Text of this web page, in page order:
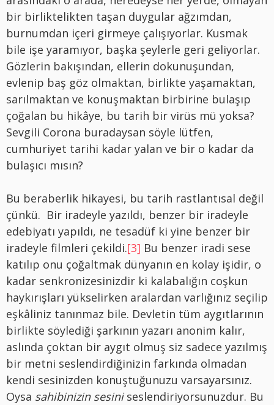
bir birliktelikten taşan duygular ağzımdan,
burnumdan içeri girmeye çalışıyorlar. Kusmak
bile işe yaramıyor, başka şeylerle geri geliyorlar.
Gözlerin bakışından, ellerin dokunuşundan,
evlenip baş göz olmaktan, birlikte yaşamaktan,
sarılmaktan ve konuşmaktan birbirine bulaşıp
çoğalan bu hikâye, bu tarih bir virüs mü yoksa?
Sevgili Corona buradaysan söyle lütfen,
cumhuriyet tarihi kadar yalan ve bir o kadar da
bulaşıcı mısın?
Bu beraberlik hikayesi, bu tarih rastlantısal değil
çünkü. Bir iradeyle yazıldı, benzer bir iradeyle
edebiyatı yapıldı, ne tesadüf ki yine benzer bir
iradeyle filmleri çekildi.[3] Bu benzer iradi sese
katılıp onu çoğaltmak dünyanın en kolay işidir, o
kadar senkronizesinizdir ki kalabalığın coşkun
haykırışları yükselirken aralardan varlığınız seçilip
eşkâliniz tanınmaz bile. Devletin tüm aygıtlarının
birlikte söylediği şarkının yazarı anonim kalır,
aslında çoktan bir aygıt olmuş siz sadece yazılmış
bir metni seslendirdiğinizin farkında olmadan
kendi sesinizden konuştuğunuzu varsayarsınız.
Oysa sahibinizin sesiniseslendiriyorsunuzdur. Bu